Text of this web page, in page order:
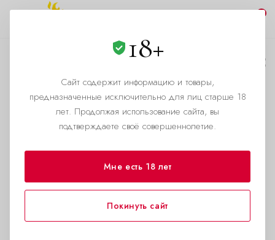
18+
Сайт содержит информацию и товары,
предназначенные исключительно для лиц старше 18
лет. Продолжая использование сайта, вы
подтверждаете своё совершеннолетие.
Мне есть 18 лет
Покинуть сайт
История попперс: Jac
Masters
Главная страница — История попперс: Jac Masters